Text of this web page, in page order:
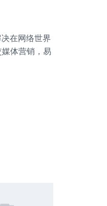
在网络世界
体营销，易